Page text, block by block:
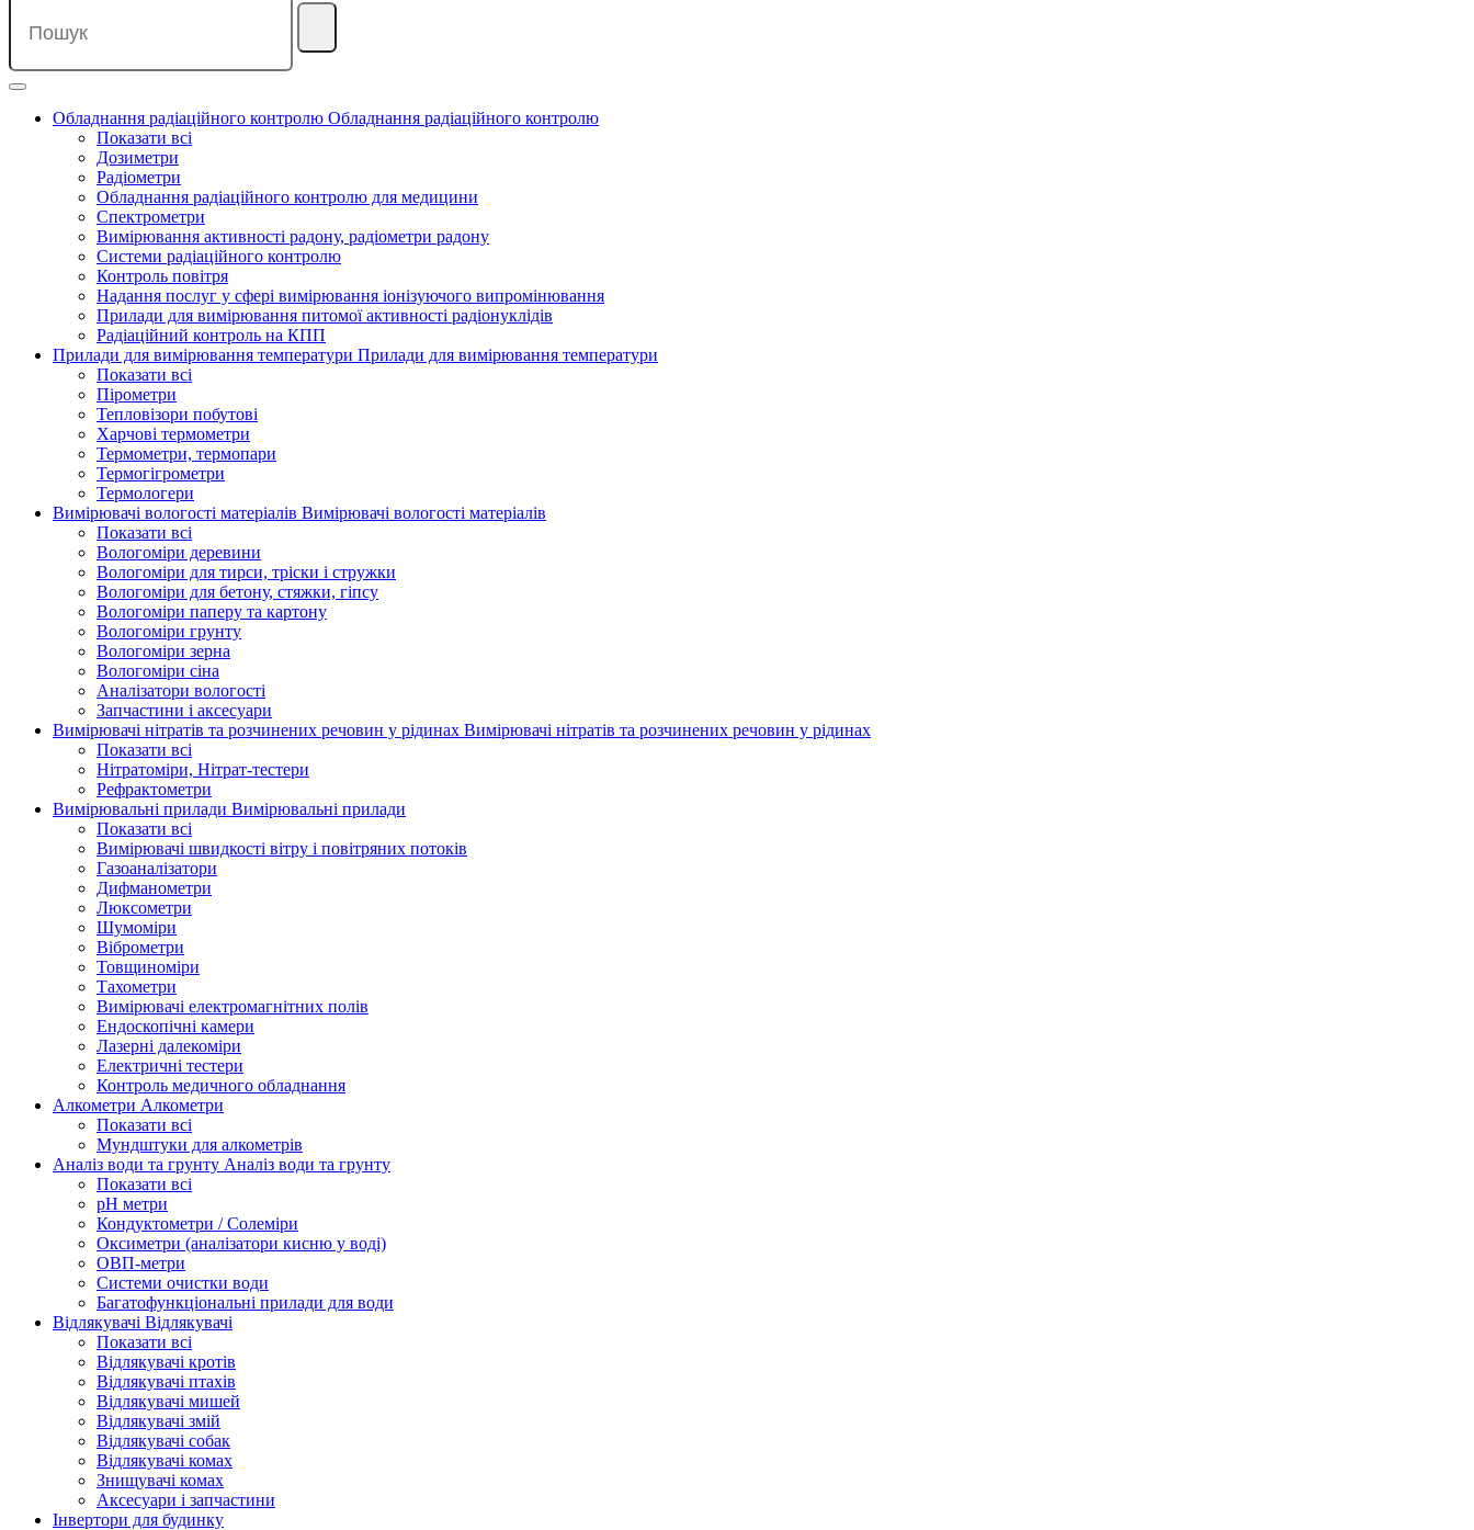
Обладнання радіаційного контролю Обладнання радіаційного контролю
Показати всі
Дозиметри
Радіометри
Обладнання радіаційного контролю для медицини
Спектрометри
Вимірювання активності радону, радіометри радону
Системи радіаційного контролю
Контроль повітря
Надання послуг у сфері вимірювання іонізуючого випромінювання
Прилади для вимірювання питомої активності радіонуклідів
Радіаційний контроль на КПП
Прилади для вимірювання температури Прилади для вимірювання температури
Показати всі
Пірометри
Тепловізори побутові
Харчові термометри
Термометри, термопари
Термогігрометри
Термологери
Вимірювачі вологості матеріалів Вимірювачі вологості матеріалів
Показати всі
Вологоміри деревини
Вологоміри для тирси, тріски і стружки
Вологоміри для бетону, стяжки, гіпсу
Вологоміри паперу та картону
Вологоміри грунту
Вологоміри зерна
Вологоміри сіна
Аналізатори вологості
Запчастини і аксесуари
Вимірювачі нітратів та розчинених речовин у рідинах Вимірювачі нітратів та розчинених речовин у рідинах
Показати всі
Нітратоміри, Нітрат-тестери
Рефрактометри
Вимірювальні прилади Вимірювальні прилади
Показати всі
Вимірювачі швидкості вітру і повітряних потоків
Газоаналізатори
Дифманометри
Люксометри
Шумоміри
Віброметри
Товщиноміри
Тахометри
Вимірювачі електромагнітних полів
Ендоскопічні камери
Лазерні далекоміри
Електричні тестери
Контроль медичного обладнання
Алкометри Алкометри
Показати всі
Мундштуки для алкометрів
Аналіз води та грунту Аналіз води та грунту
Показати всі
рН метри
Кондуктометри / Солеміри
Оксиметри (аналізатори кисню у воді)
ОВП-метри
Системи очистки води
Багатофункціональні прилади для води
Відлякувачі Відлякувачі
Показати всі
Відлякувачі кротів
Відлякувачі птахів
Відлякувачі мишей
Відлякувачі змій
Відлякувачі собак
Відлякувачі комах
Знищувачі комах
Аксесуари і запчастини
Інвертори для будинку